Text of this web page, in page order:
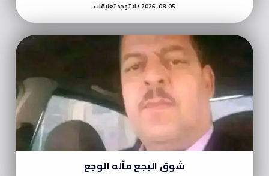
2026-08-05 لا توجد تعليقات
شوق البجع مآله الوجع